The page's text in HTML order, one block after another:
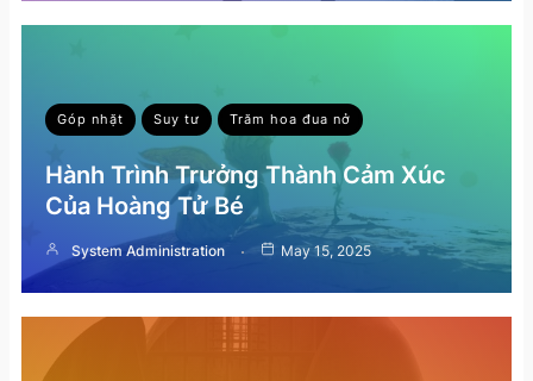
Góp nhặt Suy tư Trăm hoa đua nở
Hành Trình Trưởng Thành Cảm Xúc
Của Hoàng Tử Bé
System Administration May 15, 2025